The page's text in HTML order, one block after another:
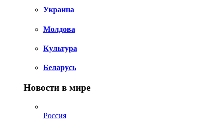
Украина
Молдова
Культура
Беларусь
Новости в мире
Россия